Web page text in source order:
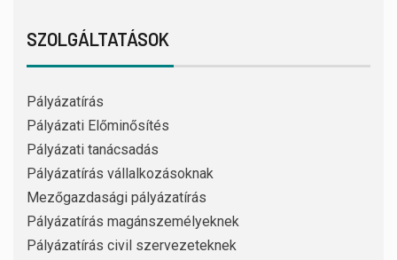
SZOLGÁLTATÁSOK
Pályázatírás
Pályázati Előminősítés
Pályázati tanácsadás
Pályázatírás vállalkozásoknak
Mezőgazdasági pályázatírás
Pályázatírás magánszemélyeknek
Pályázatírás civil szervezeteknek